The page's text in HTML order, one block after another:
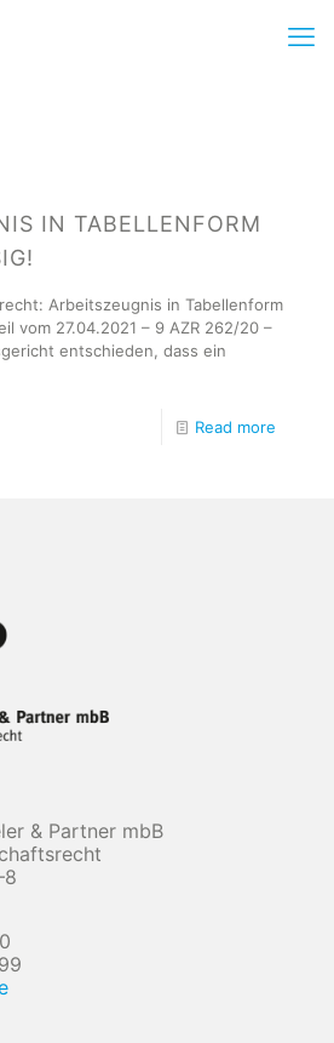
IN TABELLENFORM
Arbeitszeugnis in Tabellenform
vom 27.04.2021 – 9 AZR 262/20 –
entschieden, dass ein
Read more
& Partner mbB